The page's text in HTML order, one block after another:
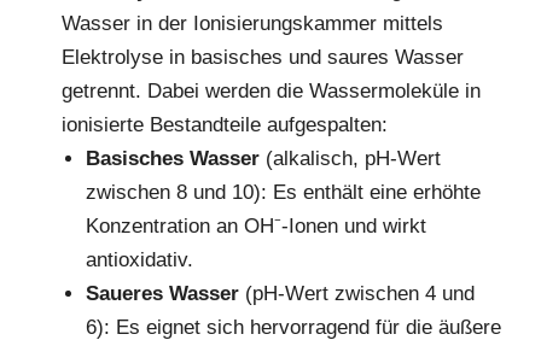
Wasser in der Ionisierungskammer mittels
Elektrolyse in basisches und saures Wasser
getrennt. Dabei werden die Wassermoleküle in
ionisierte Bestandteile aufgespalten:
Basisches Wasser (alkalisch, pH-Wert
zwischen 8 und 10): Es enthält eine erhöhte
Konzentration an OH⁻-Ionen und wirkt
antioxidativ.
Saueres Wasser (pH-Wert zwischen 4 und
6): Es eignet sich hervorragend für die äußere